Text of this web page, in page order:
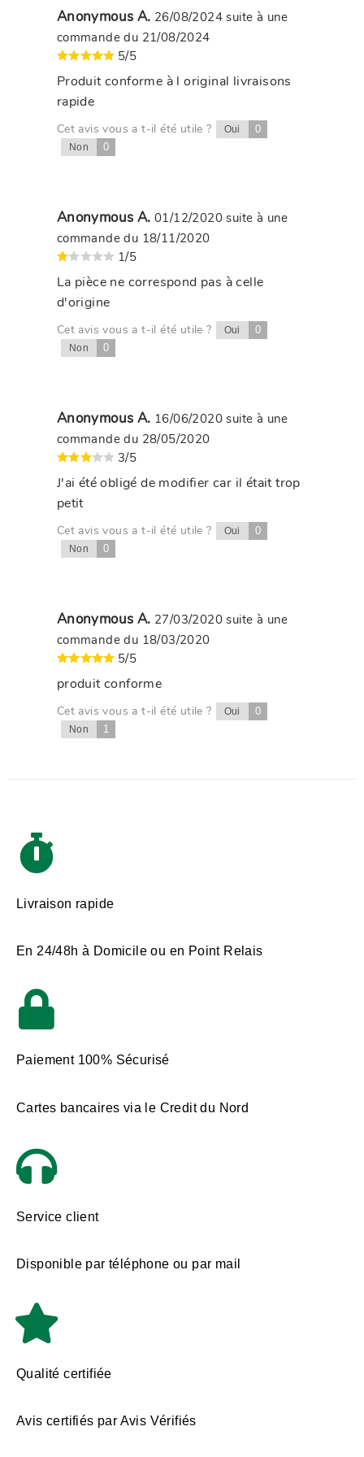
Anonymous A. 26/08/2024 suite à une
commande du 21/08/2024
5/5
Produit conforme à l original livraisons
rapide
Cet avis vous a t-il été utile ? Oui 0
Non 0
Anonymous A.01/12/2020 suite à une
commande du 18/11/2020
1/5
La pièce ne correspond pas à celle
d'origine
Cet avis vous a t-il été utile ? Oui 0
Non 0
Anonymous A. 16/06/2020 suite à une
commande du 28/05/2020
3/5
J'ai été obligé de modifier car il était trop
petit
Cet avis vous a t-il été utile ? Oui 0
Non 0
Anonymous A. 27/03/2020 suite à une
commande du 18/03/2020
5/5
produit conforme
Cet avis vous a t-il été utile ? Oui 0
Non 1
Livraison rapide
En 24/48h à Domicile ou en Point Relais
Paiement 100% Sécurisé
Cartes bancaires via le Credit du Nord
Service client
Disponible par téléphone ou par mail
Qualité certifiée
Avis certifiés par Avis Vérifiés